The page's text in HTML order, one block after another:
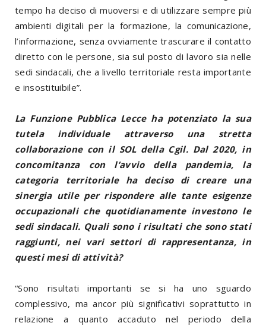
tempo ha deciso di muoversi e di utilizzare sempre più
ambienti digitali per la formazione, la comunicazione,
l’informazione, senza ovviamente trascurare il contatto
diretto con le persone, sia sul posto di lavoro sia nelle
sedi sindacali, che a livello territoriale resta importante
e insostituibile”.
La Funzione Pubblica Lecce ha potenziato la sua
tutela individuale attraverso una stretta
collaborazione con il SOL della Cgil. Dal 2020, in
concomitanza con l’avvio della pandemia, la
categoria territoriale ha deciso di creare una
sinergia utile per rispondere alle tante esigenze
occupazionali che quotidianamente investono le
sedi sindacali. Quali sono i risultati che sono stati
raggiunti, nei vari settori di rappresentanza, in
questi mesi di attività?
“Sono risultati importanti se si ha uno sguardo
complessivo, ma ancor più significativi soprattutto in
relazione a quanto accaduto nel periodo della